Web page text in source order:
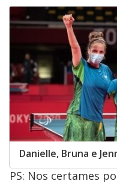
Danielle, Bruna e
PS: Nos certames